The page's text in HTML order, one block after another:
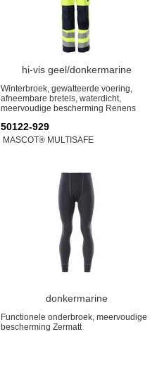
hi-vis geel/donkermarine
Winterbroek, gewatteerde voering,
afneembare bretels, waterdicht,
meervoudige bescherming Renens
50122-929
MASCOT® MULTISAFE
donkermarine
Functionele onderbroek, meervoudige
bescherming Zermatt